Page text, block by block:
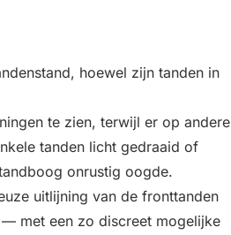
hoewel zijn tanden in
te zien, terwijl er op andere
tanden licht gedraaid of
onrustig oogde.
uitlijning van de fronttanden
met een zo discreet mogelijke